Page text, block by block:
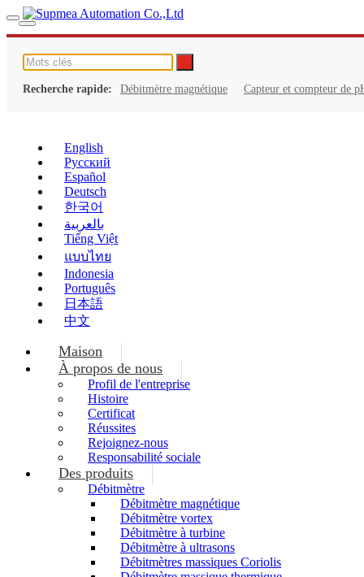
Recherche rapide: Débitmètre magnétique Capteur et compteur de
English
Русский
Español
Deutsch
한국어
بالعربية
Tiếng Việt
แบบไทย
Indonesia
Português
日本語
中文
Maison
À propos de nous
Profil de l'entreprise
Histoire
Certificat
Réussites
Rejoignez-nous
Responsabilité sociale
Des produits
Débitmètre
Débitmètre magnétique
Débitmètre vortex
Débitmètre à turbine
Débitmètre à ultrasons
Débitmètres massiques Coriolis